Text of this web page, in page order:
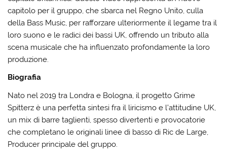
capitolo per il gruppo, che sbarca nel Regno Unito, culla
della Bass Music, per rafforzare ulteriormente il legame tra il
loro suono e le radici dei bassi UK, offrendo un tributo alla
scena musicale che ha influenzato profondamente la loro
produzione.
Biografia
Nato nel 2019 tra Londra e Bologna, il progetto Grime
Spitterz è una perfetta sintesi fra il liricismo e l’attitudine UK,
un mix di barre taglienti, spesso divertenti e provocatorie
che completano le originali linee di basso di Ric de Large,
Producer principale del gruppo.